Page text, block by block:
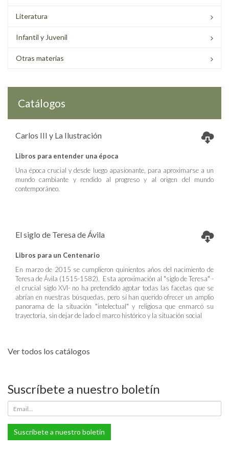
Literatura
Infantil y Juvenil
Otras materias
Catálogos
Carlos III y La Ilustración
Libros para entender una época
Una época crucial y desde luego apasionante, para aproximarse a un
mundo cambiante y rendido al progreso y al origen del mundo
contemporáneo.
El siglo de Teresa de Ávila
Libros para un Centenario
En marzo de 2015 se cumplieron quinientos años del nacimiento de
Teresa de Ávila (1515-1582). Esta aproximación al "siglo de Teresa" -
el crucial siglo XVI- no ha pretendido agotar todas las facetas que se
abrían en nuestras búsquedas, pero sí han querido ofrecer un amplio
panorama de la situación "intelectual" y religiosa que enmarcó su
trayectoria, sin dejar de lado el marco histórico y la situación social
Ver todos los catálogos
Suscríbete a nuestro boletín
Suscríbete a nuestro boletín